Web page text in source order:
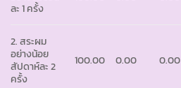
ละ 1 ครั้ง
2. สระผม
อย่างน้อย
สัปดาห์ละ 2
ครั้ง
100.00 0.00 0.00